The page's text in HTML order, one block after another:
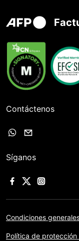
Contáctenos
Síganos
Condiciones
Política de